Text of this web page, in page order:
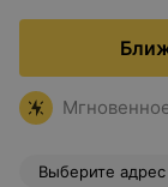
Выберите адрес